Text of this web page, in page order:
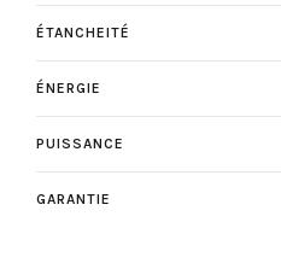
ÉTANCHEITÉ
ÉNERGIE
PUISSANCE
GARANTIE